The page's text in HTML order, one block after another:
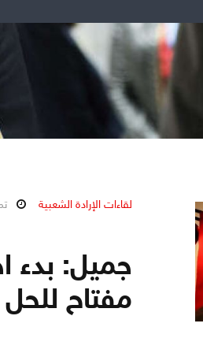
لقاءات الإرادة الشعبية
جميل: بدء
مفتاح للحل